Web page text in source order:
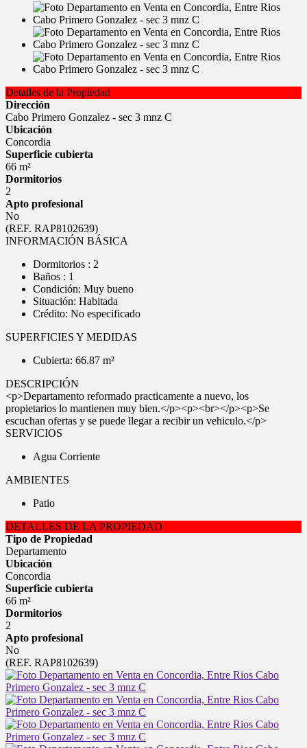
Detalles de la Propiedad
Dirección
Cabo Primero Gonzalez - sec 3 mnz C
Ubicación
Concordia
Superficie cubierta
66 m²
Dormitorios
2
Apto profesional
No
(REF. RAP8102639)
INFORMACIÓN BÁSICA
Dormitorios : 2
Baños : 1
Condición: Muy bueno
Situación: Habitada
Crédito: No especificado
SUPERFICIES Y MEDIDAS
Cubierta: 66.87 m²
DESCRIPCIÓN
<p>Departamento reformado practicamente a nuevo, los
propietarios lo mantienen muy bien.</p><p><br></p><p>Se
escuchan ofertas y se puede llegar a recibir un vehiculo.</p>
SERVICIOS
Agua Corriente
AMBIENTES
Patio
DETALLES DE LA PROPIEDAD
Tipo de Propiedad
Departamento
Ubicación
Concordia
Superficie cubierta
66 m²
Dormitorios
2
Apto profesional
No
(REF. RAP8102639)